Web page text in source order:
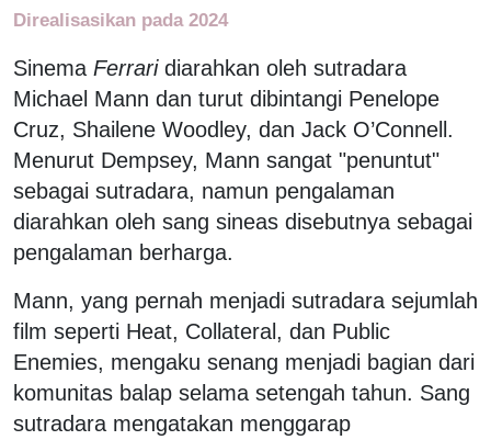
Direalisasikan pada 2024
Sinema Ferraridiarahkan oleh sutradara
Michael Mann dan turut dibintangi Penelope
Cruz, Shailene Woodley, dan Jack O’Connell.
Menurut Dempsey, Mann sangat "penuntut"
sebagai sutradara, namun pengalaman
diarahkan oleh sang sineas disebutnya sebagai
pengalaman berharga.
Mann, yang pernah menjadi sutradara sejumlah
film seperti Heat, Collateral, dan Public
Enemies, mengaku senang menjadi bagian dari
komunitas balap selama setengah tahun. Sang
sutradara mengatakan menggarap